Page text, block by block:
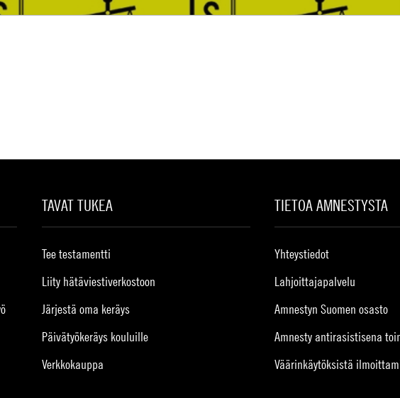
TAVAT TUKEA
Tee testamentti
Liity hätäviestiverkostoon
Järjestä oma keräys
Päivätyökeräys kouluille
Verkkokauppa
TIETOA AMNESTYSTA
Yhteystiedot
Lahjoittajapalvelu
Amnestyn Suomen osasto
Amnesty antirasistisena
Väärinkäytöksistä